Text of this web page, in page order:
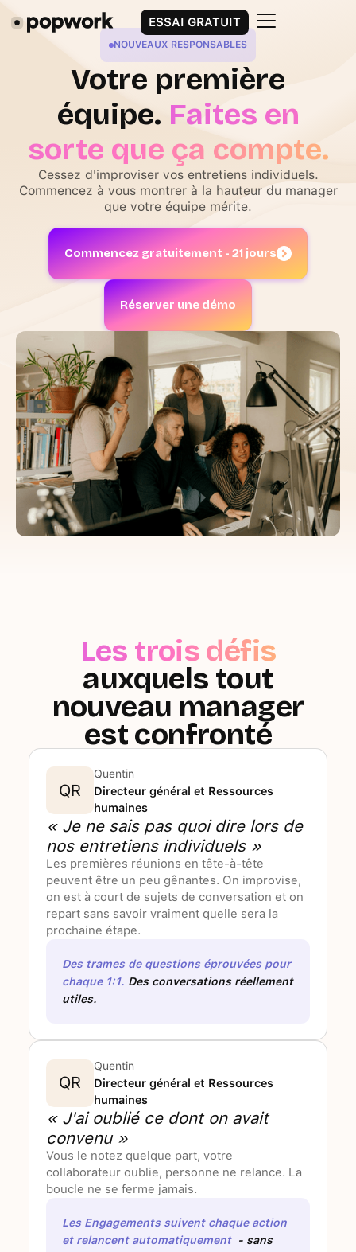
ESSAI GRATUIT
NOUVEAUX RESPONSABLES
Votre première
équipe. Faites en
sorte que ça compte.
Cessez d'improviser vos entretiens individuels.
Commencez à vous montrer à la hauteur du manager
que votre équipe mérite.
Commencez gratuitement - 21 jours
Réserver une démo
Les trois défis
auxquels tout
nouveau manager
est confronté
QR
Quentin
Directeur général et Ressources
humaines
« Je ne sais pas quoi dire lors de
nos entretiens individuels »
Les premières réunions en tête-à-tête
peuvent être un peu gênantes. On improvise,
on est à court de sujets de conversation et on
repart sans savoir vraiment quelle sera la
prochaine étape.
Des trames de questions éprouvées pour
chaque 1:1. Des conversations réellement
utiles.
QR
Quentin
Directeur général et Ressources
humaines
« J'ai oublié ce dont on avait
convenu »
Vous le notez quelque part, votre
collaborateur oublie, personne ne relance. La
boucle ne se ferme jamais.
Les Engagements suivent chaque action
et relancent automatiquement - sans